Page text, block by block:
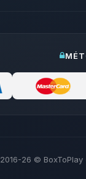
2016-26 ©